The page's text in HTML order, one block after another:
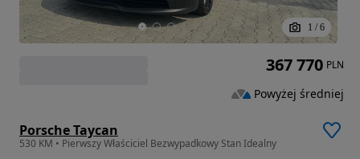
1 / 6
Porsche Taycan
530 KM • Pierwszy Właściciel Bezwypadkowy Stan Idealny
367 770 PLN
Powyżej średniej